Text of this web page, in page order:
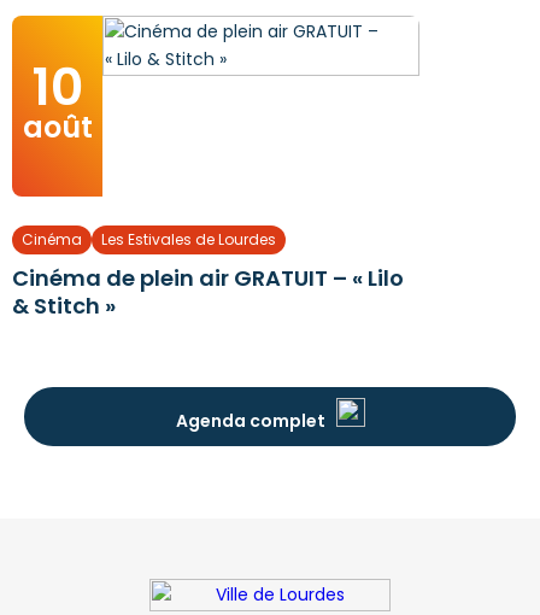
10
août
Cinéma Les Estivales de Lourdes
Cinéma de plein air GRATUIT – « Lilo
& Stitch »
Agenda complet